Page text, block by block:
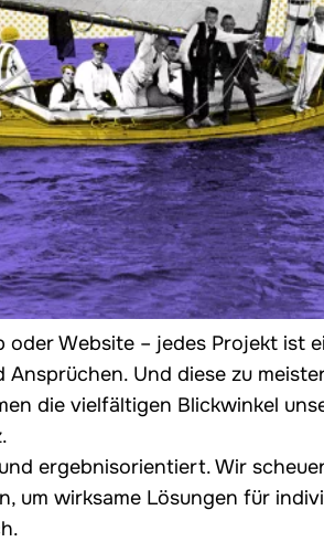
Website – jedes Projekt ist
Und diese zu
die vielfältigen Blickwinkel
ergebnisorientiert. Wir
um wirksame Lösungen für